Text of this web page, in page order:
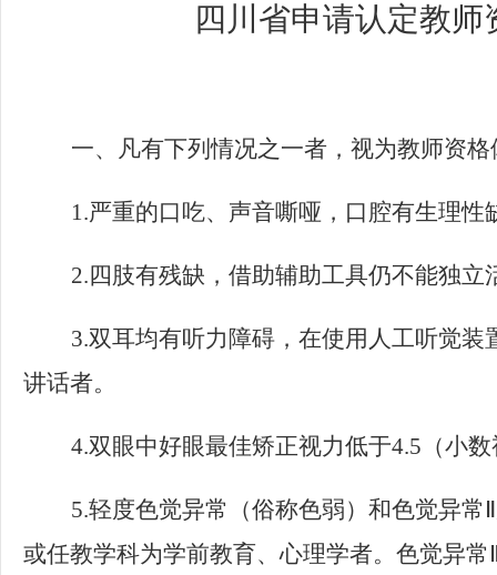
四川省申请认定教
一、凡有下列情况之一者，视为教师资
1.严重的口吃、声音嘶哑，口腔有生理
2.四肢有残缺，借助辅助工具仍不能独立
3.双耳均有听力障碍，在使用人工听觉装
讲话者。
4.双眼中好眼最佳矫正视力低于4.5 （小
5.轻度色觉异常（俗称色弱）和色觉异常 Ⅱ
或任教学科为学前教育、心理学者。色觉异常